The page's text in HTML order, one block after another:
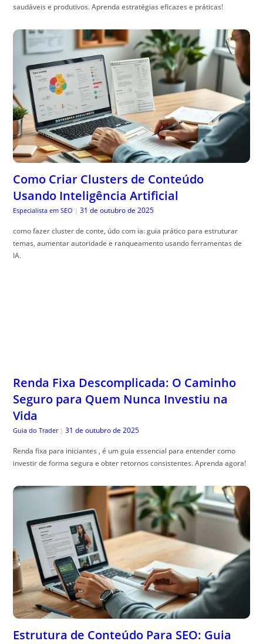
saudáveis e produtivos. Aprenda estratégias eficazes e práticas!
Como Criar Clusters de Conteúdo
Usando Inteligência Artificial
Especialista em SEO | 31 de outubro de 2025
como fazer cluster de conte, údo com ia: guia prático para estruturar
temas, aumentar autoridade e ranqueamento usando ferramentas de
IA.
Renda Fixa Descomplicada: O Caminho
Seguro para Quem Nunca Investiu na
Vida
Guia do Trader | 31 de outubro de 2025
Renda fixa para iniciantes , é um guia essencial para entender como
investir de forma segura e obter retornos consistentes. Aprenda agora!
Estrutura de Conteúdo Para SEO: Guia